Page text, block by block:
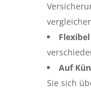
Auf
Sie sich